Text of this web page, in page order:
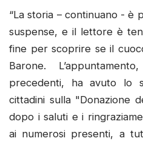
“La storia – continuano - è
suspense, e il lettore è
fine per scoprire se il
Barone.
precedenti, ha avuto lo
cittadini sulla "Donazione
dopo i saluti e i
ai numerosi presenti, a